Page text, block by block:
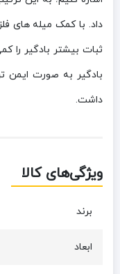
داد. با کمک میله ‌های
ثبات بیشتر بادگیر را
بادگیر به ‌صورت ایمن‌
داشت.
ویژگی‌های کالا
برند
ابعاد